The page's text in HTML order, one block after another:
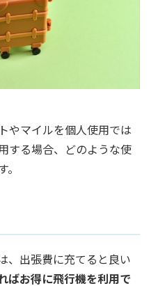
やマイルを個人使用では
する場合、どのような使
、出張費に充てると良い
ばお得に飛行機を利用で